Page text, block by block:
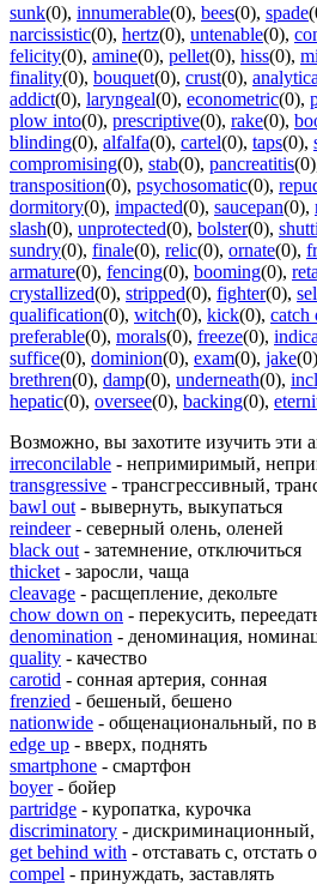
sunk(0), innumerable(0), bees(0), spade
narcissistic(0), hertz(0), untenable(0),
felicity(0), amine(0), pellet(0), hiss(0),
finality(0), bouquet(0), crust(0),
addict(0), laryngeal(0), econometric(0),
plow into(0), prescriptive(0), rake(0),
blinding(0), alfalfa(0), cartel(0), taps(0),
compromising(0), stab(0), pancreatitis(0)
transposition(0), psychosomatic(0),
dormitory(0), impacted(0), saucepan(0),
slash(0), unprotected(0), bolster(0),
sundry(0), finale(0), relic(0), ornate(0),
armature(0), fencing(0), booming(0),
crystallized(0), stripped(0), fighter(0),
qualification(0), witch(0), kick(0), catch
preferable(0), morals(0), freeze(0),
suffice(0), dominion(0), exam(0), jake(0)
brethren(0), damp(0), underneath(0),
hepatic(0), oversee(0), backing(0),
Возможно, вы захотите изучить эти
irreconcilable - непримиримый,
transgressive - трансгрессивный,
bawl out - вывернуть, выкупаться
reindeer- северный олень, оленей
black out - затемнение, отключиться
thicket - заросли, чаща
cleavage - расщепление, декольте
chow down on - перекусить,
denomination - деноминация,
quality - качество
carotid - сонная артерия, сонная
frenzied - бешеный, бешено
nationwide - общенациональный, по
edge up - вверх, поднять
smartphone - смартфон
boyer- бойер
partridge - куропатка, курочка
discriminatory -
get behind with - отставать с, отстать
compel - принуждать, заставлять